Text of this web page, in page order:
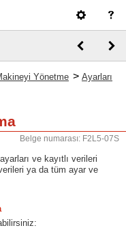
Yönetme > Ayarları
Belge numarası: F2L5-07S
ve kayıtlı verileri
ya da tüm ayar ve